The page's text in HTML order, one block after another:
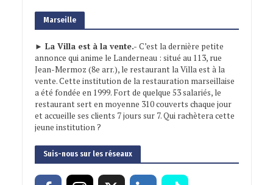
Marseille
► La Villa est à la vente.- C’est la dernière petite
annonce qui anime le Landerneau : situé au 113, rue
Jean-Mermoz (8e arr.), le restaurant la Villa est à la
vente. Cette institution de la restauration marseillaise
a été fondée en 1999. Fort de quelque 53 salariés, le
restaurant sert en moyenne 310 couverts chaque jour
et accueille ses clients 7 jours sur 7. Qui rachètera cette
jeune institution ?
Suis-nous sur les réseaux